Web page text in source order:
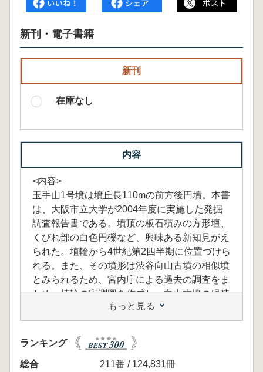
新刊・電子書籍
新刊
在庫なし
内容
<内容>
玉手山1号墳は墳丘長110mの前方後円墳。本書
は、大阪市立大学が2004年度に実施した発掘
調査報告書である。墳頂の板石積みの方形壇、
くびれ部の白色円礫など、興味ある新知見がえ
られた。埴輪から4世紀第2四半期に位置づけら
れる。また、その墳形は渋谷向山古墳の相似墳
とみられるため、宮内庁による過去の調査をま
とめ、埴輪の実測図を作成し、向山古墳の現時
点でのデータを整理した。河内最有力の玉手山
古墳群の大型前方後円墳として重要であり、ま
た渋谷向山古墳の基礎資料としても有用な一冊
である。
もっと見る
ランキング
総合
211番 / 124,831冊